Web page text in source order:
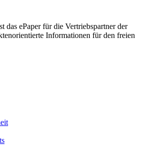
das ePaper für die Vertriebspartner der
Informationen für den freien